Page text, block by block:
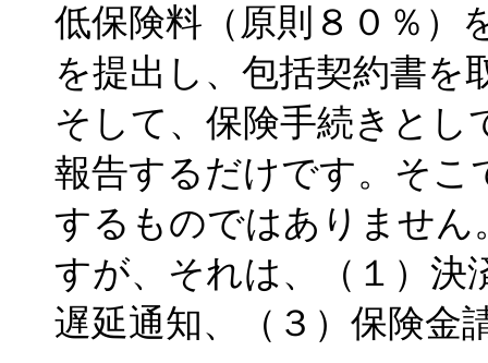
低保険料（原則８０％）
を提出し、包括契約書を
そして、保険手続きとし
報告するだけです。そこ
するものではありませ
すが、それは、（１）決
遅延通知、（３）保険金